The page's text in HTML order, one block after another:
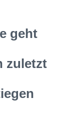
geht
zuletzt